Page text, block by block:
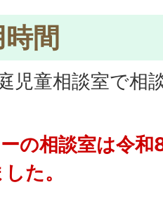
間
児童相談室で相
の相談室は令和
た。